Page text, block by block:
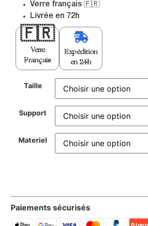
Verre français 🇫🇷
Livrée en 72h
🇫🇷
Verre
Français
Expédition
en 24h
Taille
Support
Materiel
Paiements sécurisés